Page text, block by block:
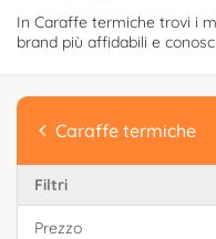
In Caraffe termiche trovi i
brand più affidabili e
Caraffe termiche
Filtri
Prezzo